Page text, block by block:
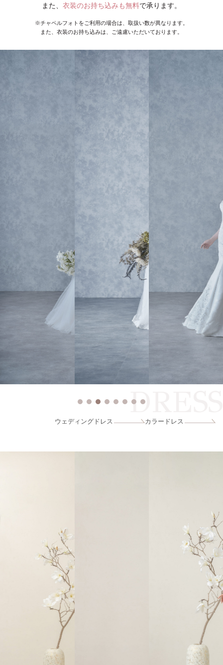
また、 衣装のお持ち込みも無料で承ります。
※チャペルフォトをご利用の場合は、取扱い数が異なります。
また、衣装のお持ち込みは、ご遠慮いただいております。
DRESS
ウェディングドレス カラードレス